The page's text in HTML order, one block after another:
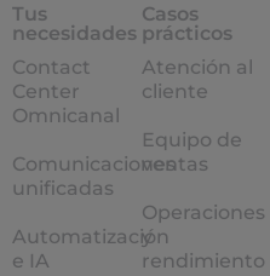
Tus
necesidades
Contact
Center
Omnicanal
Comunicaciones
unificadas
Automatización
e IA
Casos
prácticos
Atención al
cliente
Equipo de
ventas
Operaciones
y
rendimiento